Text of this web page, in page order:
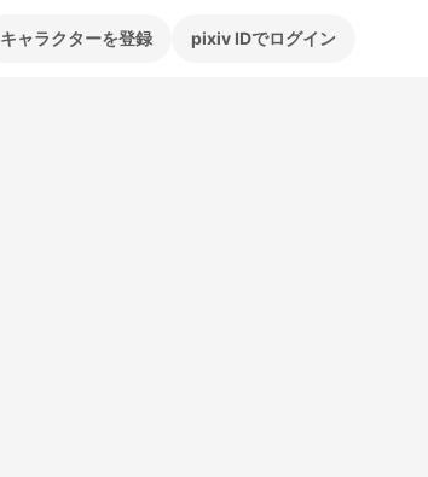
キャラクターを登録 pixiv IDでログイン